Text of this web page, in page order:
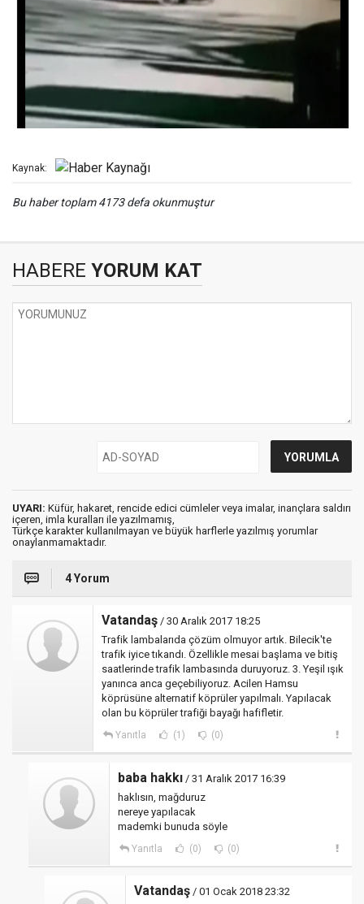
Kaynak:
Bu haber toplam 4173 defa okunmuştur
HABERE YORUM KAT
UYARI: Küfür, hakaret, rencide edici cümleler veya imalar, inançlara saldırı
içeren, imla kuralları ile yazılmamış,
Türkçe karakter kullanılmayan ve büyük harflerle yazılmış yorumlar
onaylanmamaktadır.
4 Yorum
Vatandaş / 30 Aralık 2017 18:25
Trafik lambalarıda çözüm olmuyor artık. Bilecik'te
trafik iyice tıkandı. Özellikle mesai başlama ve bitiş
saatlerinde trafik lambasında duruyoruz. 3. Yeşil ışık
yanınca anca geçebiliyoruz. Acilen Hamsu
köprüsüne alternatif köprüler yapılmalı. Yapılacak
olan bu köprüler trafiği bayağı hafifletir.
Yanıtla (1) (0)
baba hakkı / 31 Aralık 2017 16:39
haklısın, mağduruz
nereye yapılacak
mademki bunuda söyle
Yanıtla (0) (0)
Vatandaş / 01 Ocak 2018 23:32